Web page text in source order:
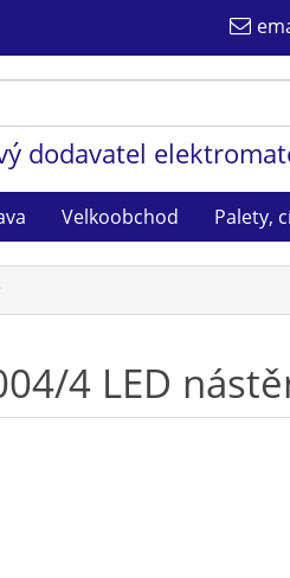
dodavatel
Velkoobchod Palety,
4 LED